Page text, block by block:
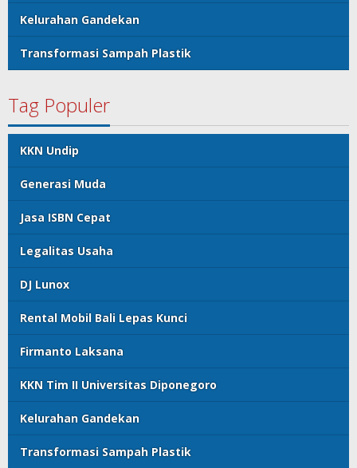
Kelurahan Gandekan
Transformasi Sampah Plastik
Tag Populer
KKN Undip
Generasi Muda
Jasa ISBN Cepat
Legalitas Usaha
DJ Lunox
Rental Mobil Bali Lepas Kunci
Firmanto Laksana
KKN Tim II Universitas Diponegoro
Kelurahan Gandekan
Transformasi Sampah Plastik